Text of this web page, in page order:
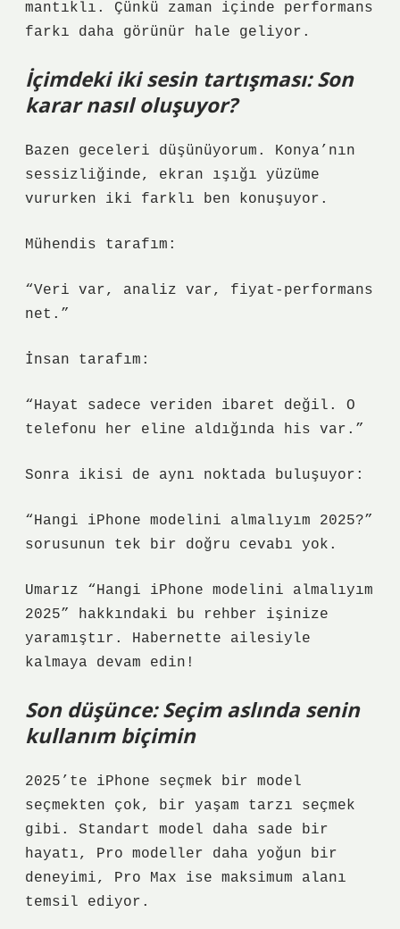
mantıklı. Çünkü zaman içinde performans
farkı daha görünür hale geliyor.
İçimdeki iki sesin tartışması: Son
karar nasıl oluşuyor?
Bazen geceleri düşünüyorum. Konya’nın
sessizliğinde, ekran ışığı yüzüme
vururken iki farklı ben konuşuyor.
Mühendis tarafım:
“Veri var, analiz var, fiyat-performans
net.”
İnsan tarafım:
“Hayat sadece veriden ibaret değil. O
telefonu her eline aldığında his var.”
Sonra ikisi de aynı noktada buluşuyor:
“Hangi iPhone modelini almalıyım 2025?”
sorusunun tek bir doğru cevabı yok.
Umarız “Hangi iPhone modelini almalıyım
2025” hakkındaki bu rehber işinize
yaramıştır. Habernette ailesiyle
kalmaya devam edin!
Son düşünce: Seçim aslında senin
kullanım biçimin
2025’te iPhone seçmek bir model
seçmekten çok, bir yaşam tarzı seçmek
gibi. Standart model daha sade bir
hayatı, Pro modeller daha yoğun bir
deneyimi, Pro Max ise maksimum alanı
temsil ediyor.